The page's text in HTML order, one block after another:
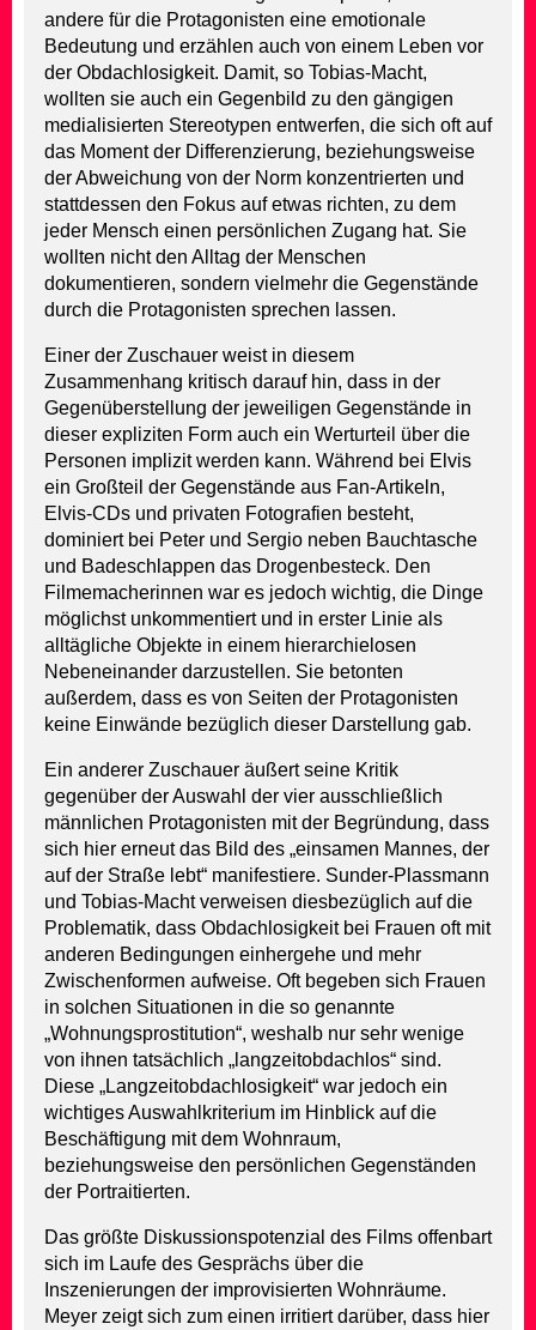
andere für die Protagonisten eine emotionale
Bedeutung und erzählen auch von einem Leben vor
der Obdachlosigkeit. Damit, so Tobias-Macht,
wollten sie auch ein Gegenbild zu den gängigen
medialisierten Stereotypen entwerfen, die sich oft auf
das Moment der Differenzierung, beziehungsweise
der Abweichung von der Norm konzentrierten und
stattdessen den Fokus auf etwas richten, zu dem
jeder Mensch einen persönlichen Zugang hat. Sie
wollten nicht den Alltag der Menschen
dokumentieren, sondern vielmehr die Gegenstände
durch die Protagonisten sprechen lassen.
Einer der Zuschauer weist in diesem
Zusammenhang kritisch darauf hin, dass in der
Gegenüberstellung der jeweiligen Gegenstände in
dieser expliziten Form auch ein Werturteil über die
Personen implizit werden kann. Während bei Elvis
ein Großteil der Gegenstände aus Fan-Artikeln,
Elvis-CDs und privaten Fotografien besteht,
dominiert bei Peter und Sergio neben Bauchtasche
und Badeschlappen das Drogenbesteck. Den
Filmemacherinnen war es jedoch wichtig, die Dinge
möglichst unkommentiert und in erster Linie als
alltägliche Objekte in einem hierarchielosen
Nebeneinander darzustellen. Sie betonten
außerdem, dass es von Seiten der Protagonisten
keine Einwände bezüglich dieser Darstellung gab.
Ein anderer Zuschauer äußert seine Kritik
gegenüber der Auswahl der vier ausschließlich
männlichen Protagonisten mit der Begründung, dass
sich hier erneut das Bild des „einsamen Mannes, der
auf der Straße lebt“ manifestiere. Sunder-Plassmann
und Tobias-Macht verweisen diesbezüglich auf die
Problematik, dass Obdachlosigkeit bei Frauen oft mit
anderen Bedingungen einhergehe und mehr
Zwischenformen aufweise. Oft begeben sich Frauen
in solchen Situationen in die so genannte
„Wohnungsprostitution“, weshalb nur sehr wenige
von ihnen tatsächlich „langzeitobdachlos“ sind.
Diese „Langzeitobdachlosigkeit“ war jedoch ein
wichtiges Auswahlkriterium im Hinblick auf die
Beschäftigung mit dem Wohnraum,
beziehungsweise den persönlichen Gegenständen
der Portraitierten.
Das größte Diskussionspotenzial des Films offenbart
sich im Laufe des Gesprächs über die
Inszenierungen der improvisierten Wohnräume.
Meyer zeigt sich zum einen irritiert darüber, dass hier